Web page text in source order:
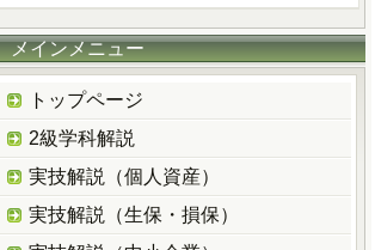
メインメニュー
トップページ
2級学科解説
実技解説（個人資産）
実技解説（生保・損保）